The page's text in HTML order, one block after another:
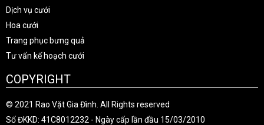
Dịch vụ cưới
Hoa cưới
Trang phục bưng quả
Tư vấn kế hoạch cưới
COPYRIGHT
© 2021 Rao Vặt Gia Đình. All Rights reserved
Số ĐKKD: 41C8012232 - Ngày cấp lần đầu 15/03/2010